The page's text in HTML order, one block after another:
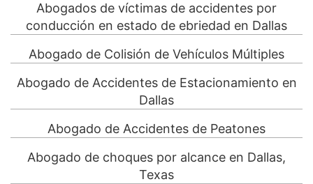
Abogados de víctimas de accidentes por
conducción en estado de ebriedad en Dallas
Abogado de Colisión de Vehículos Múltiples
Abogado de Accidentes de Estacionamiento en
Dallas
Abogado de Accidentes de Peatones
Abogado de choques por alcance en Dallas,
Texas